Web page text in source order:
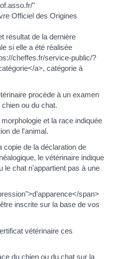
"
Officiel des Origines
résultat de la dernière
si elle a été réalisée
cheffes.fr/service-public/?
a>, catégorie à
procède à un examen
ou du chat.
et la race indiquée
de l'animal.
copie de la déclaration de
le vétérinaire indique
le chat n'appartient pas à une
span>
inscrite sur la base de vos
vétérinaire ces
du chien ou du chat sur la